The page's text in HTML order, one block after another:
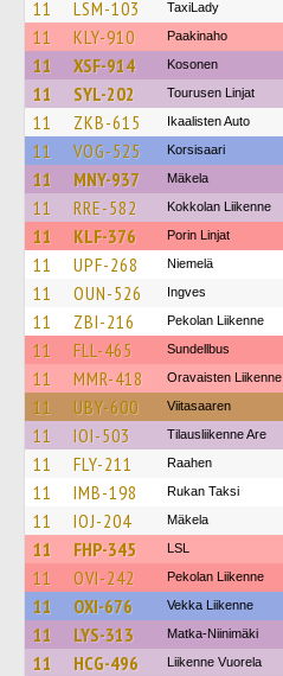
11 LSM-103 TaxiLady
11 KLY-910 Paakinaho
11 XSF-914 Kosonen
11 SYL-202 Tourusen Linjat
11 ZKB-615 Ikaalisten Auto
11 VOG-525 Korsisaari
11 MNY-937 Mäkela
11 RRE-582 Kokkolan Liikenne
11 KLF-376 Porin Linjat
11 UPF-268 Niemelä
11 OUN-526 Ingves
11 ZBI-216 Pekolan Liikenne
11 FLL-465 Sundellbus
11 MMR-418 Oravaisten Liikenne
11 UBY-600 Viitasaaren
11 IOI-503 Tilausliikenne Are
11 FLY-211 Raahen
11 IMB-198 Rukan Taksi
11 IOJ-204 Mäkela
11 FHP-345 LSL
11 OVI-242 Pekolan Liikenne
11 OXI-676 Vekka Liikenne
11 LYS-313 Matka-Niinimäki
11 HCG-496 Liikenne Vuorela